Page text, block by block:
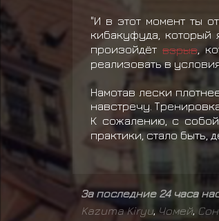
"И в этот момент ты
кибакуфуда, который
произойдёт взрыв,
реализовать в
Намотав лески
навстречу.
К сожалению, с
практики, стало быть,
За последние 24 часа
Kazuma Kiryu, Чомей,